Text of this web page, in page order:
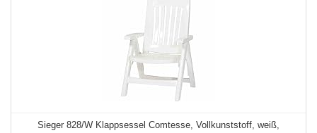
Sieger 828/W Klappsessel Comtesse, Vollkunststoff, weiß,